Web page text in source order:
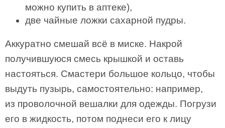
можно купить в аптеке),
две чайные ложки сахарной пудры.
Аккуратно смешай всё в миске. Накрой
получившуюся смесь крышкой и оставь
настояться. Смастери большое кольцо, чтобы
выдуть пузырь, самостоятельно: например,
из проволочной вешалки для одежды. Погрузи
его в жидкость, потом поднеси его к лицу